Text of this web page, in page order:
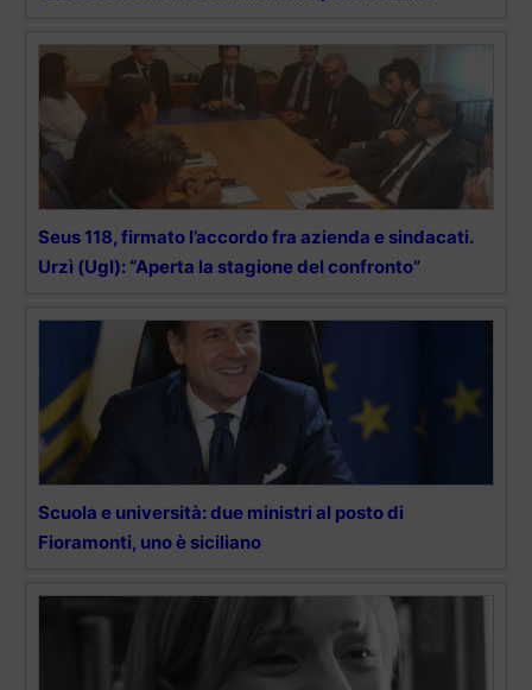
Seus 118, firmato l’accordo fra azienda e sindacati.
Urzì (Ugl): “Aperta la stagione del confronto”
Scuola e università: due ministri al posto di
Fioramonti, uno è siciliano